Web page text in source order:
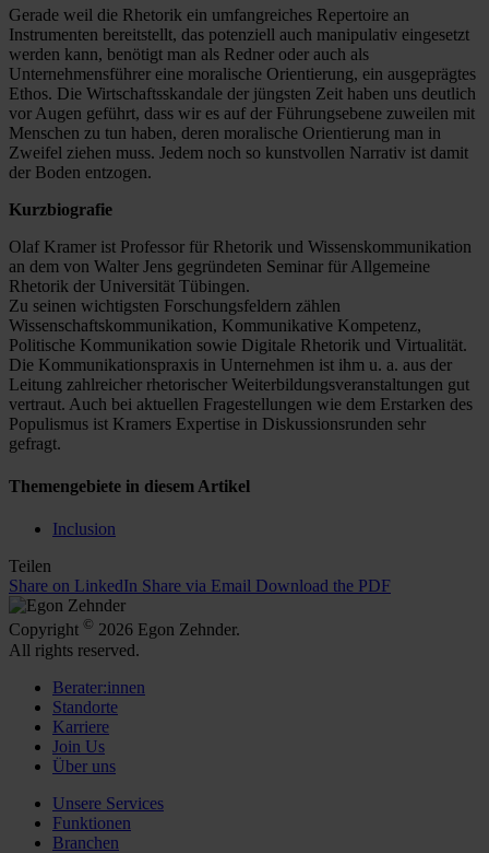
Gerade weil die Rhetorik ein umfangreiches Repertoire an
Instrumenten bereitstellt, das potenziell auch manipulativ eingesetzt
werden kann, benötigt man als Redner oder auch als
Unternehmensführer eine moralische Orientierung, ein ausgeprägtes
Ethos. Die Wirtschaftsskandale der jüngsten Zeit haben uns deutlich
vor Augen geführt, dass wir es auf der Führungsebene zuweilen mit
Menschen zu tun haben, deren moralische Orientierung man in
Zweifel ziehen muss. Jedem noch so kunstvollen Narrativ ist damit
der Boden entzogen.
Kurzbiografie
Olaf Kramer ist Professor für Rhetorik und Wissenskommunikation
an dem von Walter Jens gegründeten Seminar für Allgemeine
Rhetorik der Universität Tübingen.
Zu seinen wichtigsten Forschungsfeldern zählen
Wissenschaftskommunikation, Kommunikative Kompetenz,
Politische Kommunikation sowie Digitale Rhetorik und Virtualität.
Die Kommunikationspraxis in Unternehmen ist ihm u. a. aus der
Leitung zahlreicher rhetorischer Weiterbildungsveranstaltungen gut
vertraut. Auch bei aktuellen Fragestellungen wie dem Erstarken des
Populismus ist Kramers Expertise in Diskussionsrunden sehr
gefragt.
Themengebiete in diesem Artikel
Inclusion
Teilen
Share on LinkedIn Share via Email Download the PDF
Copyright © 2026 Egon Zehnder.
All rights reserved.
Berater:innen
Standorte
Karriere
Join Us
Über uns
Unsere Services
Funktionen
Branchen